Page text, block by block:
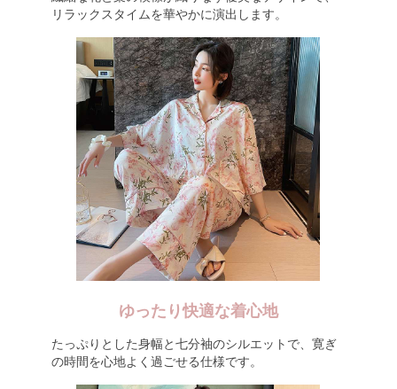
リラックスタイムを華やかに演出します。
ゆったり快適な着心地
たっぷりとした身幅と七分袖のシルエットで、寛ぎ
の時間を心地よく過ごせる仕様です。